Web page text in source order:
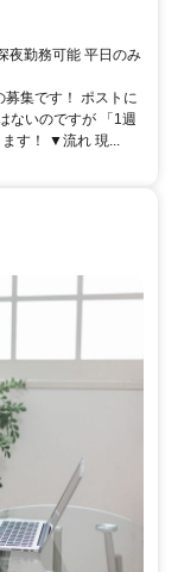
夜勤務可能 平日のみ
集です！ ポストに
ないのですが 「1週
ます！ ▼流れ 現...